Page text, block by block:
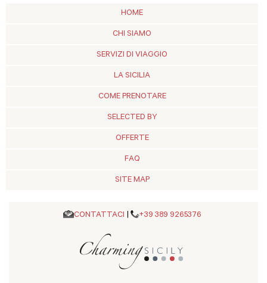
HOME
CHI SIAMO
SERVIZI DI VIAGGIO
LA SICILIA
COME PRENOTARE
SELECTED BY
OFFERTE
FAQ
SITE MAP
CONTATTACI | +39 389 9265376